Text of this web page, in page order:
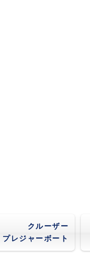
クルーザー
プレジャーボート